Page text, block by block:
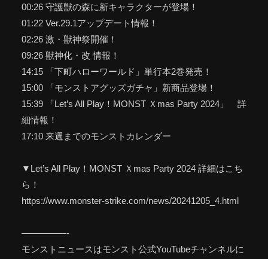
00:26 守護獣の森に新キャラクターが登場！
01:22 Ver.29.1アップデート情報！
02:26 激・獣神祭開催！
09:26 獣神化・改 情報！
14:15 「下町ハローワールド」単行本2巻発売！
15:00 「モンストアグッズガチャ」新商品登場！
15:39 「Let’s All Play！MONST Ｘmas Party 2024」 詳
細情報！
17:10 来週までのモンストカレンダー
▼Let’s All Play！MONST Ｘmas Party 2024 詳細はこち
ら！
https://www.monster-strike.com/news/20241205_4.html
—————-
モンストニュースはモンスト公式YouTubeチャンネルに